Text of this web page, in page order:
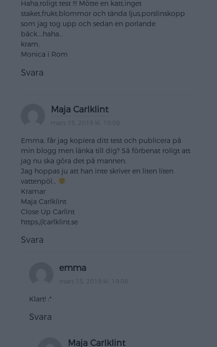
Haha,roligt test !!! Mötte en katt,inget
staket,frukt,blommor och tända ljus,porslinskopp
som jag tog upp och sedan en porlande
bäck….haha…
kram,
Monica i Rom
Svara
Maja Carlklint
mars 15, 2019 kl. 19:08
Emma, får jag kopiera ditt test och publicera på
min blogg men länka till dig? Så förbenat roligt att
jag nu ska göra det på mannen.
Jag hoppas ju att han inte skriver en liten liten
vattenpöl…
Kramar
Maja Carlklint
Close Up Carlint
https://carlklint.se
Svara
emma
mars 15, 2019 kl. 19:08
Klart! :*
Svara
Maja Carlklint